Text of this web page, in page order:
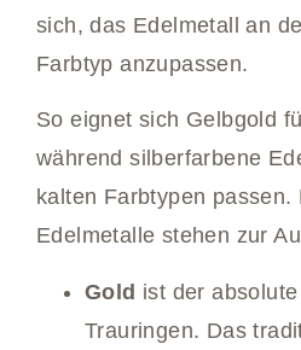
sich, das Edelmetall an
Farbtyp anzupassen.
So eignet sich Gelbgold
während silberfarbene
kalten Farbtypen passen.
Edelmetalle stehen zur
Gold ist der
Trauringen. Das